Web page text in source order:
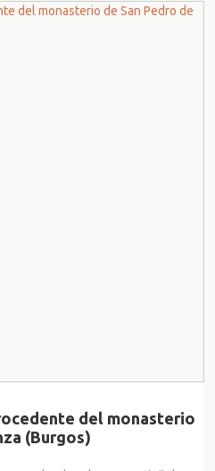
del monasterio
(Burgos)